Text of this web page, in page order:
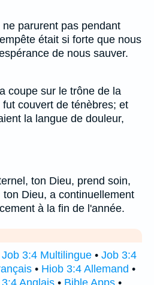
parurent pas pendant
était si forte que nous
de nous sauver.
coupe sur le trône de la
couvert de ténèbres; et
la langue de douleur,
ton Dieu, prend soin,
Dieu, a continuellement
à la fin de l'année.
Job 3:4 Multilingue • Job 3:4
• Hiob 3:4 Allemand •